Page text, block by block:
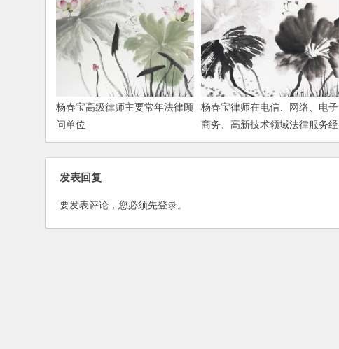
杨春宝高级律师主要常年法律顾
问单位
杨春宝律师在电信、网络、电子
商务、高新技术领域法律服务经
验
发表回复
要发表评论，您必须先登录。